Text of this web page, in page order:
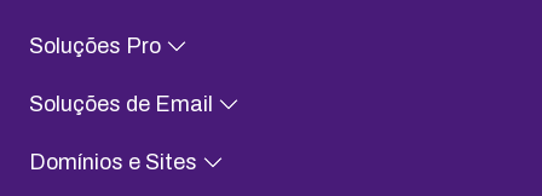
Soluções Pro
Soluções de Email
Domínios e Sites